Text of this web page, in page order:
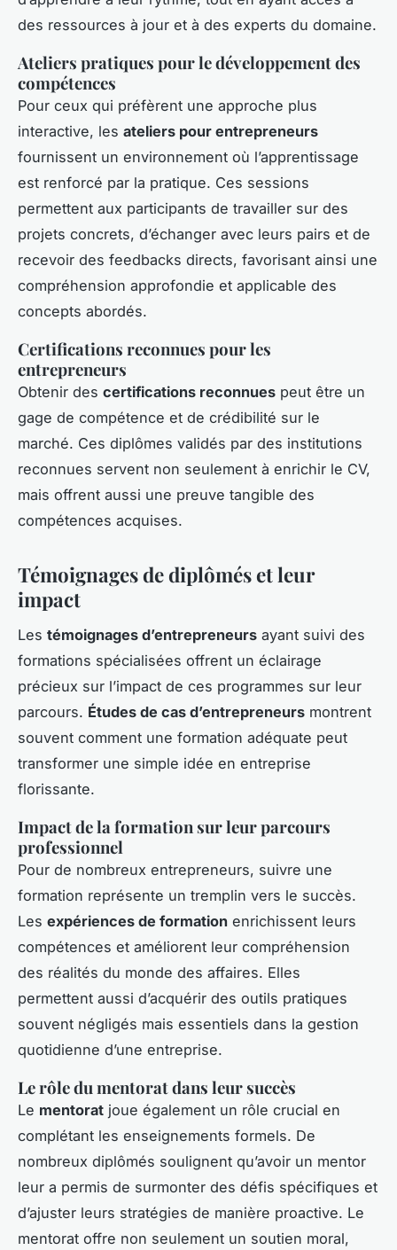
des ressources à jour et à des experts du domaine.
Ateliers pratiques pour le développement des
compétences
Pour ceux qui préfèrent une approche plus
interactive, les ateliers pour entrepreneurs
fournissent un environnement où l’apprentissage
est renforcé par la pratique. Ces sessions
permettent aux participants de travailler sur des
projets concrets, d’échanger avec leurs pairs et de
recevoir des feedbacks directs, favorisant ainsi une
compréhension approfondie et applicable des
concepts abordés.
Certifications reconnues pour les
entrepreneurs
Obtenir des certifications reconnues peut être un
gage de compétence et de crédibilité sur le
marché. Ces diplômes validés par des institutions
reconnues servent non seulement à enrichir le CV,
mais offrent aussi une preuve tangible des
compétences acquises.
Témoignages de diplômés et leur
impact
Les témoignages d’entrepreneurs ayant suivi des
formations spécialisées offrent un éclairage
précieux sur l’impact de ces programmes sur leur
parcours. Études de cas d’entrepreneurs montrent
souvent comment une formation adéquate peut
transformer une simple idée en entreprise
florissante.
Impact de la formation sur leur parcours
professionnel
Pour de nombreux entrepreneurs, suivre une
formation représente un tremplin vers le succès.
Les expériences de formation enrichissent leurs
compétences et améliorent leur compréhension
des réalités du monde des affaires. Elles
permettent aussi d’acquérir des outils pratiques
souvent négligés mais essentiels dans la gestion
quotidienne d’une entreprise.
Le rôle du mentorat dans leur succès
Le mentorat joue également un rôle crucial en
complétant les enseignements formels. De
nombreux diplômés soulignent qu’avoir un mentor
leur a permis de surmonter des défis spécifiques et
d’ajuster leurs stratégies de manière proactive. Le
mentorat offre non seulement un soutien moral,